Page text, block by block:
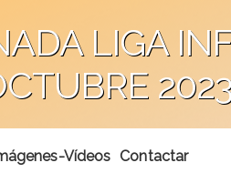
LIGA
Vídeos Contactar